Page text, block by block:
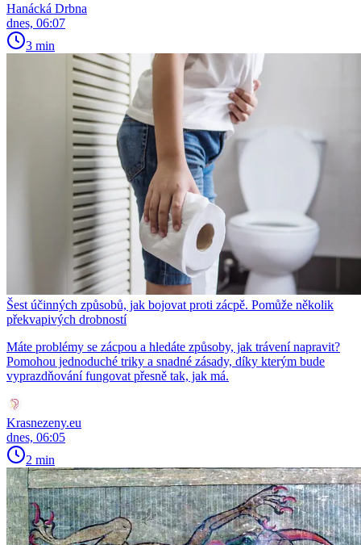
Hanácká Drbna
dnes, 06:07
3 min
Šest účinných způsobů, jak bojovat proti zácpě. Pomůže několik
překvapivých drobností
Máte problémy se zácpou a hledáte způsoby, jak trávení napravit?
Pomohou jednoduché triky a snadné zásady, díky kterým bude
vyprazdňování fungovat přesně tak, jak má.
Krasnezeny.eu
dnes, 06:05
2 min